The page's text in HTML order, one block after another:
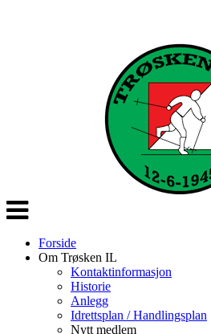
Veksle
navigasjon
Forside
Om Trøsken IL
Kontaktinformasjon
Historie
Anlegg
Idrettsplan / Handlingsplan
Nytt medlem